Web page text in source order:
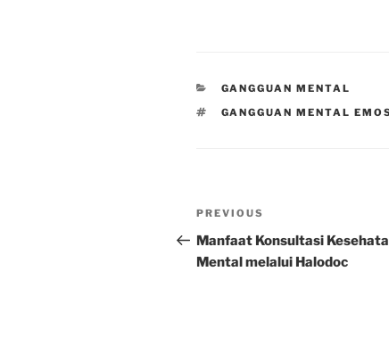
CATEGORIES
GANGGUAN MENTAL
TAGS
GANGGUAN MENTAL
Post
navigation
Previous
Post
PREVIOUS
Manfaat Konsultasi
Mental melalui Halodoc